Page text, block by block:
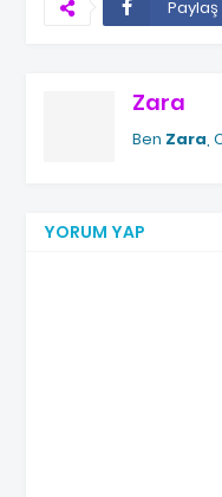
Paylaş
Zara
Ben Zara ,
YORUM YAP